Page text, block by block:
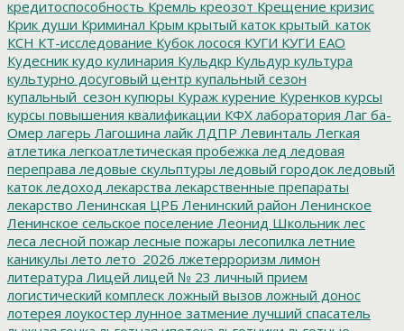
кредитоспособность Кремль креозот Крещение кризис
Крик души Криминал Крым крытый каток крытый_каток
КСН КТ-исследование Кубок лосося КУГИ КУГИ ЕАО
Кудесник кудо кулинария Кульдкр Кульдур культура
культурно досуговый центр купальный сезон
купальный_сезон купюры Кураж курение Куренков курсы
курсы повышения квалификации КФХ лаборатория Лаг ба-
Омер лагерь Лагошина лайк ЛДПР Левинталь Легкая
атлетика легкоатлетическая пробежка лед ледовая
переправа ледовые скульптуры ледовый городок ледовый
каток ледоход лекарства лекарственные препараты
лекарство Ленинская ЦРБ Ленинский район Ленинское
Ленинское сельское поселение Леонид Школьник лес
леса лесной пожар лесные пожары лесопилка летние
каникулы лето лето_2026 лжетерроризм лимон
литература Лицей лицей № 23 личный прием
логистический комплеск ложный вызов ложный донос
лотерея лоукостер лунное затмение лучший спасатель